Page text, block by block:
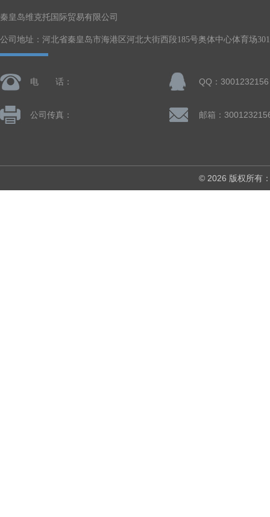
秦皇岛维克托国际贸易有限公司
公司地址：河北省秦皇岛市海港区河北大街西段185号奥体中心体育场
电 话： QQ：3001232156
公司传真： 邮箱：
© 2026 版权所有